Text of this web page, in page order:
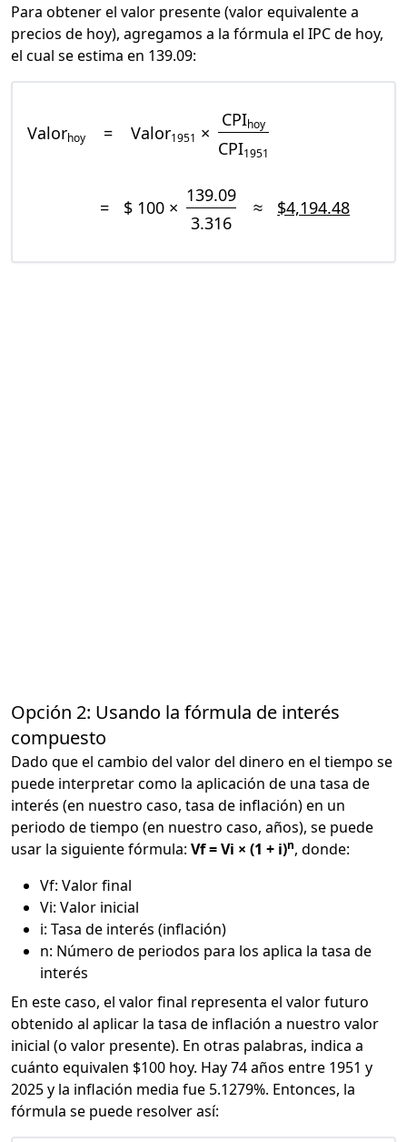
Para obtener el valor presente (valor equivalente a
precios de hoy), agregamos a la fórmula el IPC de hoy,
el cual se estima en 139.09:
Valorhoy = Valor1951 ×
CPIhoy
CPI1951
= $ 100 ×
139.09
3.316
≈ $4,194.48
Opción 2: Usando la fórmula de interés
compuesto
Dado que el cambio del valor del dinero en el tiempo se
puede interpretar como la aplicación de una tasa de
interés (en nuestro caso, tasa de inflación) en un
periodo de tiempo (en nuestro caso, años), se puede
usar la siguiente fórmula: Vf = Vi × (1 + i)n, donde:
Vf: Valor final
Vi: Valor inicial
i: Tasa de interés (inflación)
n: Número de periodos para los aplica la tasa de
interés
En este caso, el valor final representa el valor futuro
obtenido al aplicar la tasa de inflación a nuestro valor
inicial (o valor presente). En otras palabras, indica a
cuánto equivalen $100 hoy. Hay 74 años entre 1951 y
2025 y la inflación media fue 5.1279%. Entonces, la
fórmula se puede resolver así: